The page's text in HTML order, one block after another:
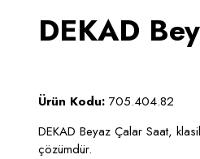
DEKAD
Ürün Kodu: 705.404.82
DEKAD Beyaz Çalar Saat,
çözümdür.